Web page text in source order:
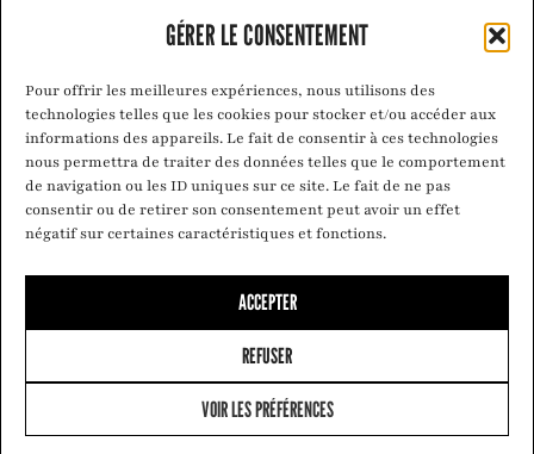
GÉRER LE CONSENTEMENT
Pour offrir les meilleures expériences, nous utilisons des
technologies telles que les cookies pour stocker et/ou accéder aux
informations des appareils. Le fait de consentir à ces technologies
nous permettra de traiter des données telles que le comportement
de navigation ou les ID uniques sur ce site. Le fait de ne pas
consentir ou de retirer son consentement peut avoir un effet
négatif sur certaines caractéristiques et fonctions.
ACCEPTER
REFUSER
VOIR LES PRÉFÉRENCES
0